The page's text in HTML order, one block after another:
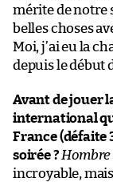
mérite de notre
belles choses
Moi, j’ai eu la
depuis le début
Avant de jouer
international
France (défaite
soirée ?Hombre
incroyable,